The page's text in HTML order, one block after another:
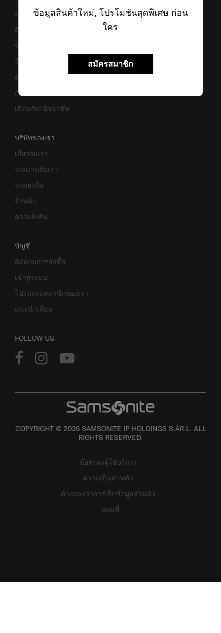
ข้อมูลสินค้าใหม่, โปรโมชันสุดพิเศษ ก่อน
ใคร
สมัครสมาชิก
สอบถามข้อมูลทางธุรกิจ
ติดตามสถานะสินค้า
ขั้นตอนการผ่อนชำระ
วิธีเซ็ตรหัสล็อค
คำแนะนำในการดูแล
การแจ้งเตือนเว็บไซต์ปลอม
เตือนภัย! มิจฉาชีพ
บริษัทของเรา
เกี่ยวกับเรา
ร่วมงานกับเรา
ร่วมธุรกิจ
ร้านค้า
ความยั่งยืน
บัญชี
ติดตามการสั่งซื้อ
เข้าสู่ระบบ
โปรแกรมสมาชิกของเรา
แนะนำเพื่อน
FOLLOW US
COPYRIGHT © 2026 SAMSONITE IP HOLDINGS S.ÀR.L. ALL
RIGHTS RESERVED.
ข้อตกลงผู้ใช้บริการ
ความเป็นส่วนตัว
คำแถลงว่าการเก็บข้อมูลส่วนตัว
แผนที่